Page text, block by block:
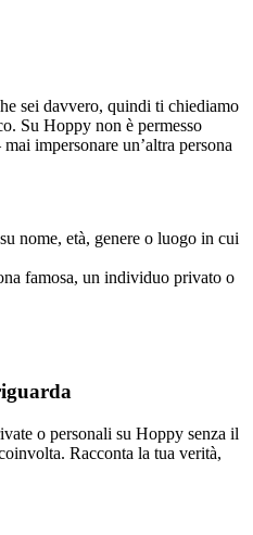
sei davvero, quindi ti chiediamo
Su Hoppy non è permesso
impersonare un’altra persona
nome, età, genere o luogo in cui
famosa, un individuo privato o
o personali su Hoppy senza il
Racconta la tua verità,